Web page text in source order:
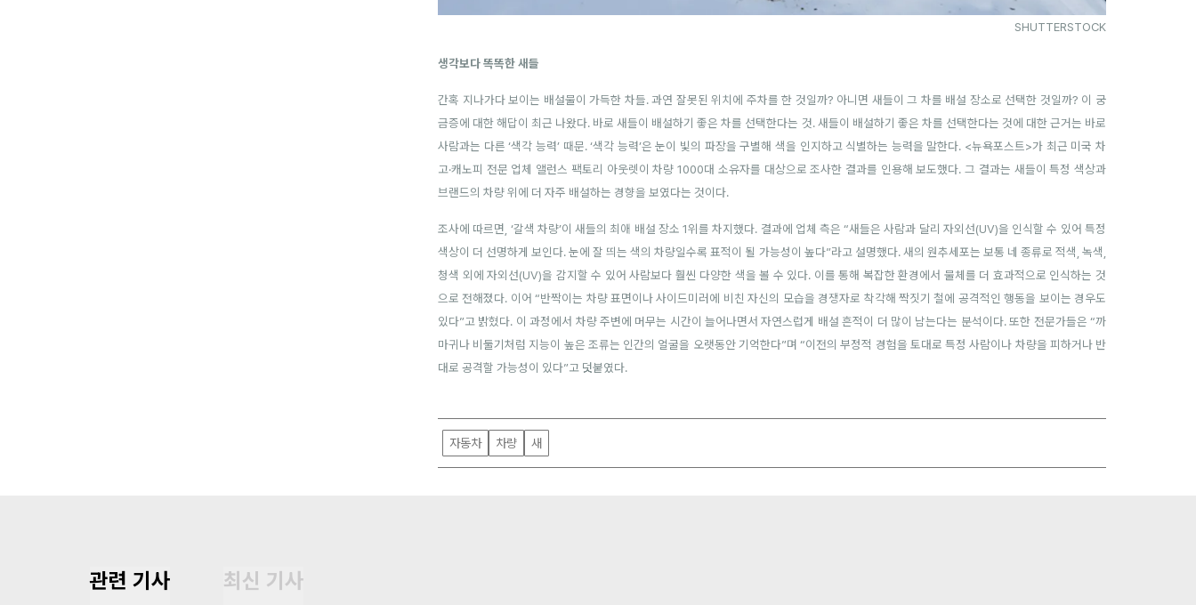
SHUTTERSTOCK
생각보다 똑똑한 새들
간혹 지나가다 보이는 배설물이 가득한 차들. 과연 잘못된 위치에 주차를 한 것일까? 아니면 새들이 그 차를 배설 장소로 선택한 것일까? 이 궁
금증에 대한 해답이 최근 나왔다. 바로 새들이 배설하기 좋은 차를 선택한다는 것. 새들이 배설하기 좋은 차를 선택한다는 것에 대한 근거는 바로
사람과는 다른 ‘색각 능력’ 때문. ‘색각 능력’은 눈이 빛의 파장을 구별해 색을 인지하고 식별하는 능력을 말한다. <뉴욕포스트>가 최근 미국 차
고·캐노피 전문 업체 앨런스 팩토리 아웃렛이 차량 1000대 소유자를 대상으로 조사한 결과를 인용해 보도했다. 그 결과는 새들이 특정 색상과
브랜드의 차량 위에 더 자주 배설하는 경향을 보였다는 것이다.
조사에 따르면, ‘갈색 차량’이 새들의 최애 배설 장소 1위를 차지했다. 결과에 업체 측은 “새들은 사람과 달리 자외선(UV)을 인식할 수 있어 특정
색상이 더 선명하게 보인다. 눈에 잘 띄는 색의 차량일수록 표적이 될 가능성이 높다”라고 설명했다. 새의 원추세포는 보통 네 종류로 적색, 녹색,
청색 외에 자외선(UV)을 감지할 수 있어 사람보다 훨씬 다양한 색을 볼 수 있다. 이를 통해 복잡한 환경에서 물체를 더 효과적으로 인식하는 것
으로 전해졌다. 이어 “반짝이는 차량 표면이나 사이드미러에 비친 자신의 모습을 경쟁자로 착각해 짝짓기 철에 공격적인 행동을 보이는 경우도
있다”고 밝혔다. 이 과정에서 차량 주변에 머무는 시간이 늘어나면서 자연스럽게 배설 흔적이 더 많이 남는다는 분석이다. 또한 전문가들은 “까
마귀나 비둘기처럼 지능이 높은 조류는 인간의 얼굴을 오랫동안 기억한다”며 “이전의 부정적 경험을 토대로 특정 사람이나 차량을 피하거나 반
대로 공격할 가능성이 있다”고 덧붙였다.
자동차 차량 새
관련 기사 최신 기사